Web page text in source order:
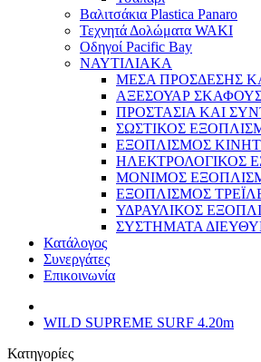
Βαλιτσάκια Plastica Panaro
Τεχνητά Δολώματα WAKI
Οδηγοί Pacific Bay
ΝΑΥΤΙΛΙΑΚΑ
ΜΕΣΑ ΠΡΟΣΔΕΣΗΣ
ΑΞΕΣΟΥΑΡ
ΠΡΟΣΤΑΣΙΑ ΚΑΙ
ΣΩΣΤΙΚΟΣ
ΕΞΟΠΛΙΣΜΟΣ
ΗΛΕΚΤΡΟΛΟΓΙΚΟΣ
ΜΟΝΙΜΟΣ
ΕΞΟΠΛΙΣΜΟΣ
ΥΔΡΑΥΛΙΚΟΣ
ΣΥΣΤΗΜΑΤΑ
Κατάλογος
Συνεργάτες
Επικοινωνία
WILD SUPREME SURF 4.20m
Κατηγορίες